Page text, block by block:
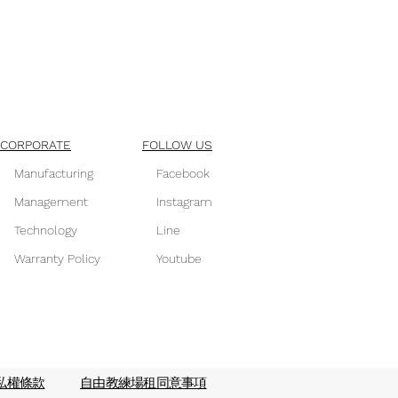
CORPORATE
Manufacturing
Management
Technology
Warranty Policy
FOLLOW US
Facebook
Instagram
Line
Youtube
權條款 自由教練場租同意事項